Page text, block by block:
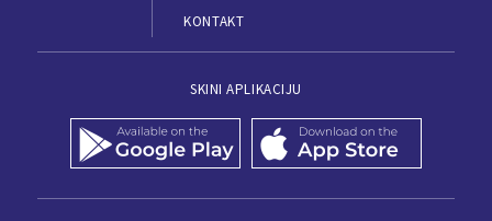
KONTAKT
SKINI APLIKACIJU